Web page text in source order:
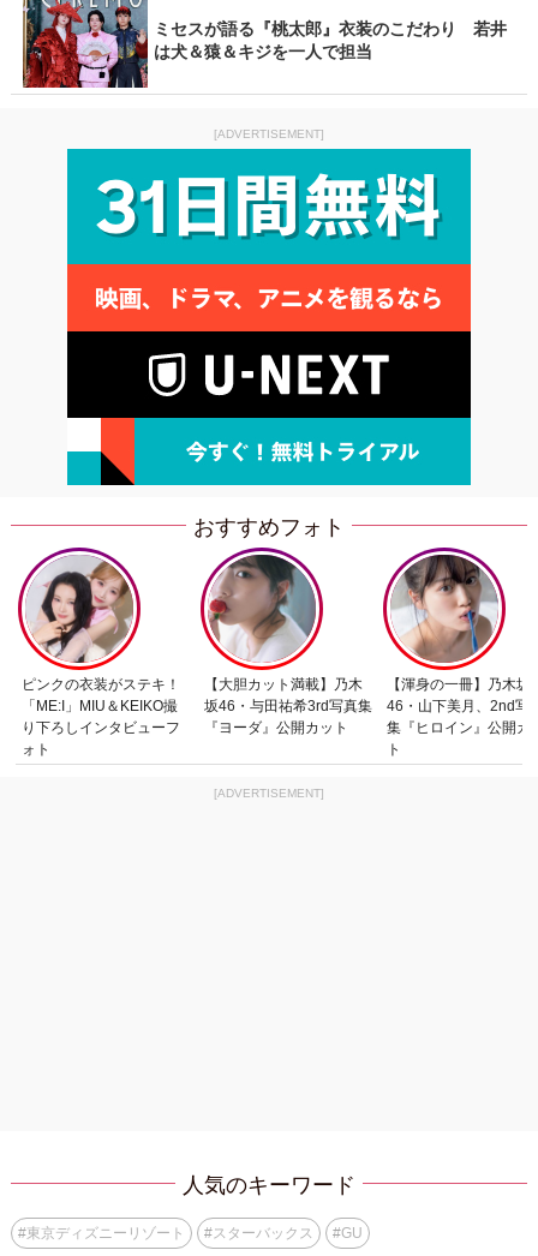
ミセスが語る『桃太郎』衣装のこだわり 若井
は犬＆猿＆キジを一人で担当
[ADVERTISEMENT]
おすすめフォト
ピンクの衣装がステキ！
「ME:I」MIU＆KEIKO撮
り下ろしインタビューフ
ォト
【大胆カット満載】乃木
坂46・与田祐希3rd写真集
『ヨーダ』公開カット
【渾身の一冊】乃木坂
46・山下美月、2nd写
集『ヒロイン』公開カ
ト
[ADVERTISEMENT]
人気のキーワード
#東京ディズニーリゾート #スターバックス #GU